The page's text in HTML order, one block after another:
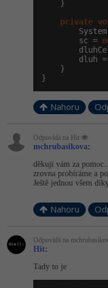
    }
private
        sc =
dluh
    }
}
Nahoru
Odpovídá na Hit
mchrubasikova:
děkuji vám za
zrovna probíráme a
Ještě jednou všem
Nahoru
Odpovídá na
Hit:
Tady to je